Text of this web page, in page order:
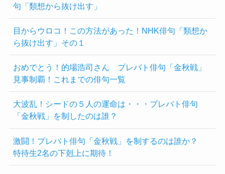
句「類想から抜け出す」
目からウロコ！この方法があった！NHK俳句「類想か
ら抜け出す」その１
おめでとう！的場浩司さん プレバト俳句「金秋戦」
見事制覇！これまでの俳句一覧
大波乱！シードの５人の運命は・・・プレバト俳句
「金秋戦」を制したのは誰？
激闘！プレバト俳句「金秋戦」を制するのは誰か？
特待生2名の下剋上に期待！